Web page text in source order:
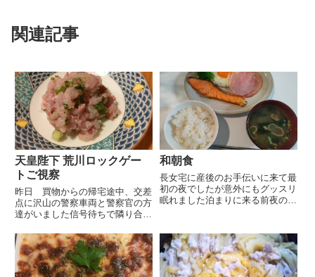
関連記事
天皇陛下 荒川ロックゲー
トご視察
昨日 買物からの帰宅途中、交差
点に沢山の警察車両と警察官の方
達がいました信号待ちで隣り合っ
ているようですよ」と情報をいた
だきました事故でなくて何より
等と思いながら一旦帰宅してクリ
ーニング店とスーパーに寄って...
和朝食
長女宅に産後のお手伝いに来て最
初の夜でしたが意外にもグッスリ
眠れました泊まりに来る前夜の方
出掛ける用事も無かったので上の
孫を幼稚園に送ってからドラッグ
ストアとスーパーで買い物をし
て...